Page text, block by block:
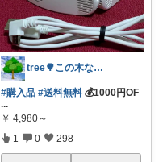
tree🌳この木なんの木🙆‍♀️🌳
#購入品 #送料無料 💰1000円OF
...
￥ 4,980～
1 0 298